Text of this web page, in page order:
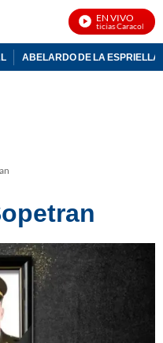
EN VIVO
Noticias Caracol En
ABELARDO DE LA ESPRIELLA